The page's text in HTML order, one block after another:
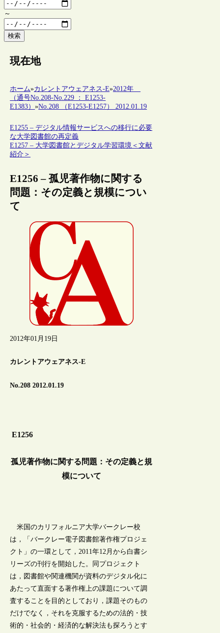
～
検索
現在地
ホーム»カレントアウェアネス-E»2012年
（通号No.208-No.229 ： E1253-
E1383）»No.208 （E1253-E1257） 2012.01.19
E1255 – デジタル情報サービスへの移行に必要
な大学図書館の再定義
E1257 – 大学図書館とデジタル学習環境＜文献
紹介＞
E1256 – 孤児著作物に関する
問題：その定義と規模につい
て
2012年01月19日
カレントアウェアネス-E
No.208 2012.01.19
E1256
孤児著作物に関する問題：その定義と規
模について
米国のカリフォルニア大学バークレー校
は，「バークレー電子図書館著作権プロジェ
クト」の一環として，2011年12月から白書シ
リーズの刊行を開始した。同プロジェクト
は，図書館や関連機関が資料のデジタル化に
あたって直面する著作権上の課題について調
査することを目的としており，課題そのもの
だけでなく，それを克服するための法的・技
術的・社会的・経済的な解決法も探ろうとす